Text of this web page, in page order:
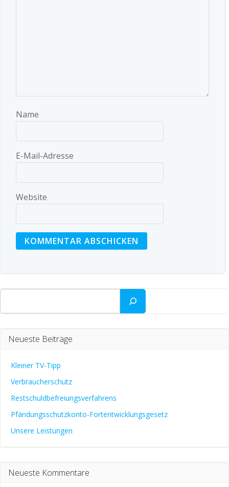
Name
E-Mail-Adresse
Website
Suchen
Neueste Beiträge
Kleiner TV-Tipp
Verbraucherschutz
Restschuldbefreiungsverfahrens
Pfändungsschutzkonto-Fortentwicklungsgesetz
Unsere Leistungen
Neueste Kommentare